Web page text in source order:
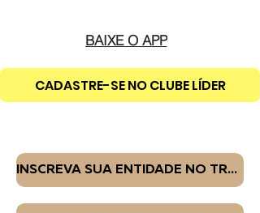
BAIXE O APP
CADASTRE-SE NO CLUBE LÍDER
INSCREVA SUA ENTIDADE NO TROCO SOLIDÁRIO